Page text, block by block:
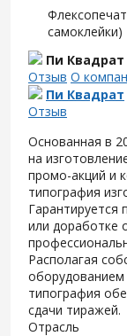
самоклейки)
Пи Квадрат
Отзыв О
Пи Квадрат
Отзыв
Основанная в
на
промо-акций и
типография
Гарантируется
или доработке
Располагая
оборудованием
типография
сдачи тиражей.
Отрасль